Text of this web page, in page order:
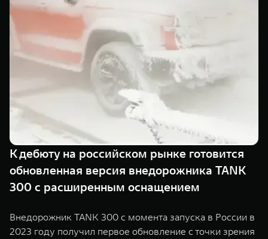
TANK 500
Веди за собой
от 6 499 000 ₽
Сила
от 10 199
TANK Финансы
Корпоративным клиентам
TANK ФИНАНСЫ
TANK Лизинг
TANK Страхование
Сервис
Специальные предложения
Моторные масла
ЦИФРОВЫЕ СЕРВИСЫ TANK
Цифровые сервисы TANK
К дебюту на российском рынке готовится
обновленная версия внедорожника TANK
300 с расширенным оснащением
Внедорожник TANK 300 с момента запуска в России в
2023 году получил первое обновление с точки зрения